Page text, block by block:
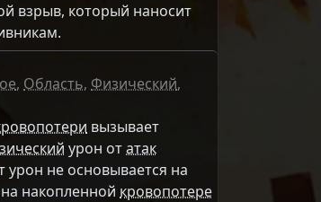
взрыв, который наносит
, Область, Физический,
вызывает
урон отатак
не основывается на
накопленной кровопотере